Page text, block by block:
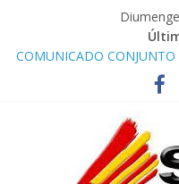
COMUNICADO CONJUNTO
Comunicado STAC/ ATC
‘Esquadra del aeropuerto
Programa de Radio TAXI
STAC/ATC SOLICITAN
OPERATIVA DE ENTRADA